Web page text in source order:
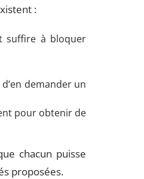
:
suffire à bloquer
demander un
pour obtenir de
chacun puisse
proposées.